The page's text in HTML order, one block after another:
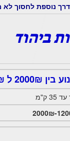
דרך נוספת לחסוך לא
ביהוד